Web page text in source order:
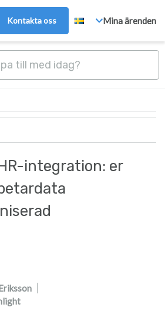
Kontakta oss Mina ärenden
integration: er